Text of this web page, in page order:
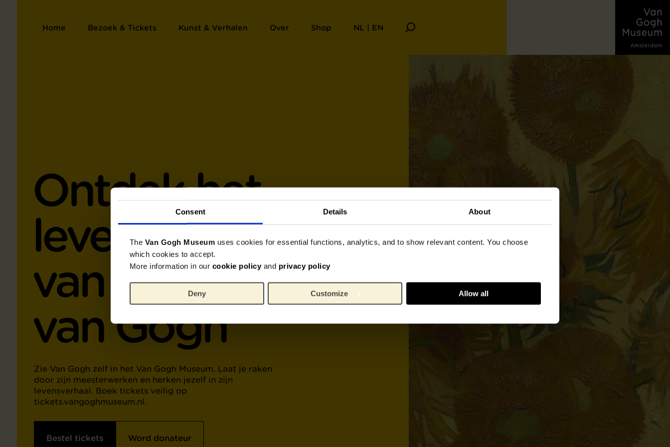
Consent Details About
The Van Gogh Museum uses cookies for essential functions, analytics, and to show relevant content. You choose
which cookies to accept.
More information in our cookie policy and privacy policy
Deny Customize Allow all
Home Bezoek & Tickets Kunst & Verhalen Over Shop NL | EN
Ontdek het
leven en werk
van Vincent
van Gogh
Zie Van Gogh zelf in het Van Gogh Museum. Laat je raken
door zijn meesterwerken en herken jezelf in zijn
levensverhaal. Boek tickets veilig op
tickets.vangoghmuseum.nl.
Bestel tickets Word donateur